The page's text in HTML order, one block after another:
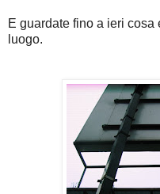
E guardate fino a ieri
luogo.